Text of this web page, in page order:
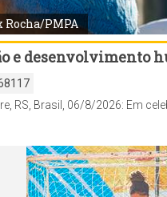
Rocha/PMPA
e desenvolvimento